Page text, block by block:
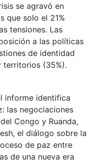
se agravó en
que solo el 21%
tensiones. Las
a las políticas
de identidad
territorios (35%).
informe identifica
las negociaciones
Congo y Ruanda,
el diálogo sobre la
de paz entre
de una nueva era